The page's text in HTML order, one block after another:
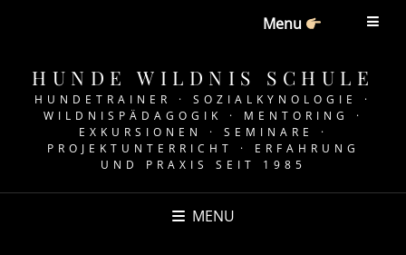
Menu
HUNDE WILDNIS SCHULE
HUNDETRAINER · SOZIALKYNOLOGIE ·
WILDNISPÄDAGOGIK · MENTORING ·
EXKURSIONEN · SEMINARE ·
PROJEKTUNTERRICHT · ERFAHRUNG
UND PRAXIS SEIT 1985
MENU